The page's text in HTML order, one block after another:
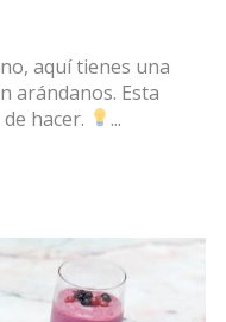
aquí tienes una
arándanos. Esta
hacer.
...